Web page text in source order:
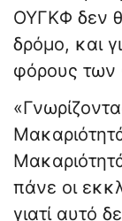
ΟΥΓΚΦ δεν
δρόμο, και
φόρους
πάνε οι
γιατί αυτό